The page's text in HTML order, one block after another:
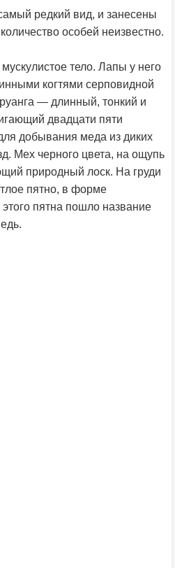
редкий вид, и занесены
особей неизвестно.
тело. Лапы у него
когтями серповидной
— длинный, тонкий и
двадцати пяти
добывания меда из диких
Мех черного цвета, на ощупь
природный лоск. На груди
пятно, в форме
пятна пошло название